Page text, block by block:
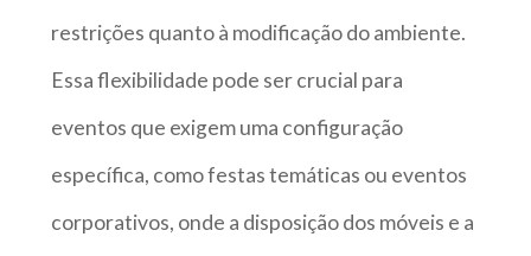
restrições quanto à modificação do ambiente.
Essa flexibilidade pode ser crucial para
eventos que exigem uma configuração
específica, como festas temáticas ou eventos
corporativos, onde a disposição dos móveis e a